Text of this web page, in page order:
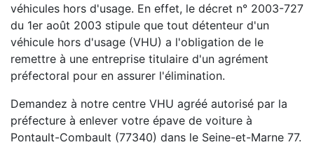
véhicules hors d'usage. En effet, le décret n° 2003-727
du 1er août 2003 stipule que tout détenteur d'un
véhicule hors d'usage (VHU) a l'obligation de le
remettre à une entreprise titulaire d'un agrément
préfectoral pour en assurer l'élimination.
Demandez à notre centre VHU agréé autorisé par la
préfecture à enlever votre épave de voiture à
Pontault-Combault (77340) dans le Seine-et-Marne 77.